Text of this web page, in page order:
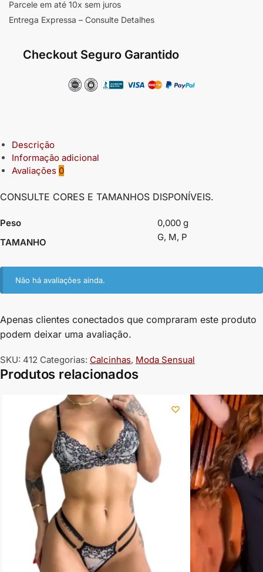
Parcele em até 10x sem juros
Entrega Expressa – Consulte Detalhes
Checkout Seguro Garantido
Descrição
Informação adicional
Avaliações 0
CONSULTE CORES E TAMANHOS DISPONÍVEIS.
Peso
0,000 g
TAMANHO
G, M, P
Não há avaliações ainda.
Apenas clientes conectados que compraram este produto
podem deixar uma avaliação.
SKU: 412 Categorias: Calcinhas, Moda Sensual
Produtos relacionados